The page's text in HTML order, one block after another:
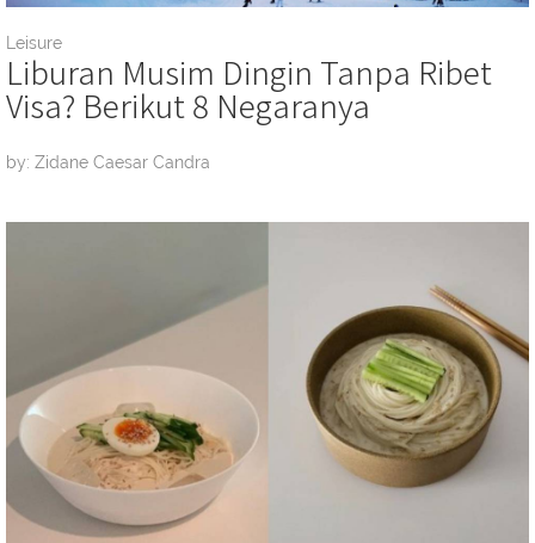
Leisure
Liburan Musim Dingin Tanpa Ribet
Visa? Berikut 8 Negaranya
by: Zidane Caesar Candra